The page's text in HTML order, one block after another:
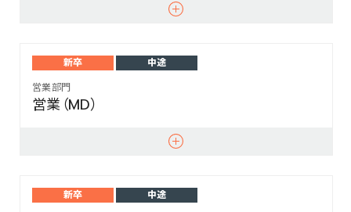
新卒
中途
営業部門
営業（MD）
新卒
中途